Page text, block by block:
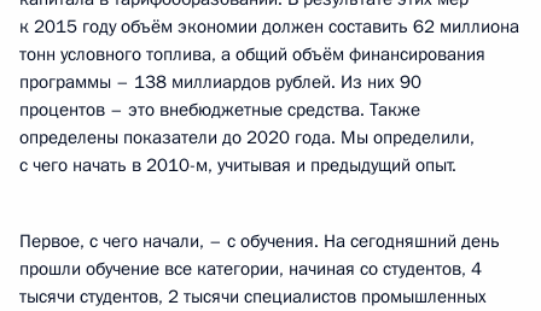
к 2015 году объём экономии должен составить 62 миллиона
тонн условного топлива, а общий объём финансирования
программы – 138 миллиардов рублей. Из них 90
процентов – это внебюджетные средства. Также
определены показатели до 2020 года. Мы определили,
с чего начать в 2010-м, учитывая и предыдущий опыт.
Первое, с чего начали, – с обучения. На сегодняшний день
прошли обучение все категории, начиная со студентов, 4
тысячи студентов, 2 тысячи специалистов промышленных